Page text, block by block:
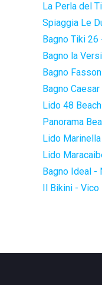
La Perla del
Spiaggia Le
Bagno Tiki 26
Bagno la
Bagno
Bagno
Lido 48
Panorama
Lido
Lido
Bagno Ideal -
Il Bikini - Vico